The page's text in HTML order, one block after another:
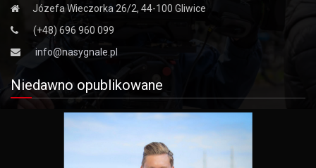
Józefa Wieczorka 26/2, 44-100 Gliwice
(+48) 696 960 099
info@nasygnale.pl
Niedawno opublikowane